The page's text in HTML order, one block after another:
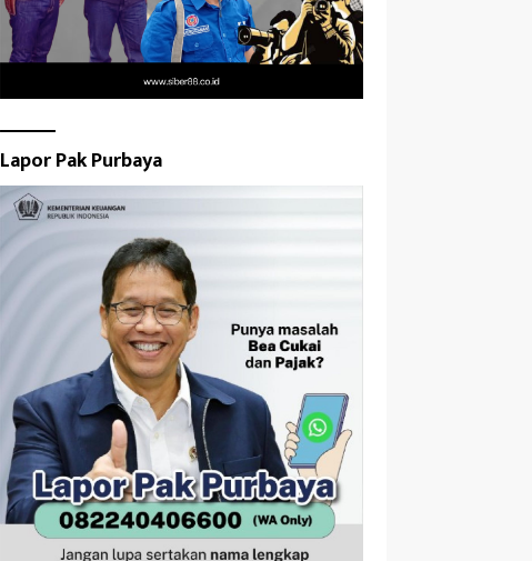
Lapor Pak Purbaya